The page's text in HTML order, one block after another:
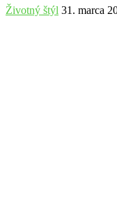
Životný štýl 31. marca